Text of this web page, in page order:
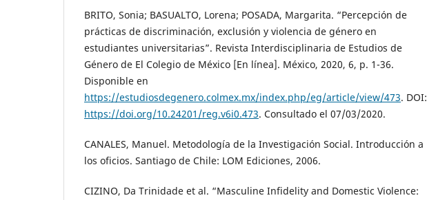
BRITO, Sonia; BASUALTO, Lorena; POSADA, Margarita. “Percepción de
prácticas de discriminación, exclusión y violencia de género en
estudiantes universitarias”. Revista Interdisciplinaria de Estudios de
Género de El Colegio de México [En línea]. México, 2020, 6, p. 1-36.
Disponible en
https://estudiosdegenero.colmex.mx/index.php/eg/article/view/473. DOI:
https://doi.org/10.24201/reg.v6i0.473. Consultado el 07/03/2020.
CANALES, Manuel. Metodología de la Investigación Social. Introducción a
los oficios. Santiago de Chile: LOM Ediciones, 2006.
CIZINO, Da Trinidade et al. “Masculine Infidelity and Domestic Violence: